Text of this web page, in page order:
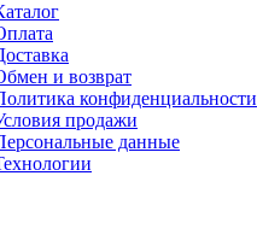
и возврат
конфиденциальности
продажи
данные